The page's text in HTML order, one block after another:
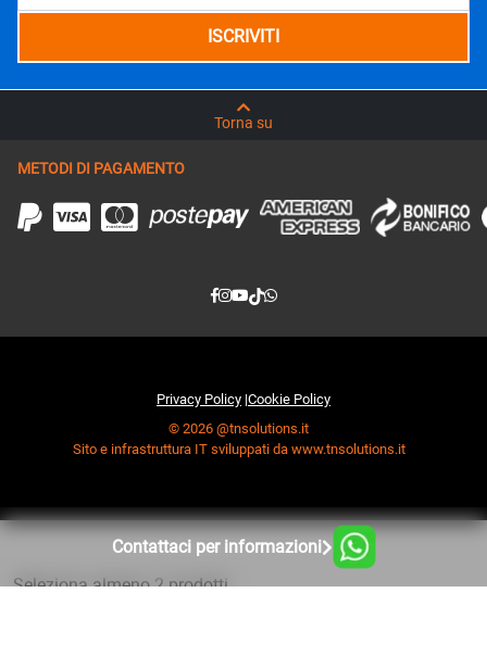
Torna su
METODI DI PAGAMENTO
Privacy Policy |Cookie Policy
© 2026 @tnsolutions.it
Sito e infrastruttura IT sviluppati da www.tnsolutions.it
Contattaci per informazioni
Seleziona almeno 2 prodotti